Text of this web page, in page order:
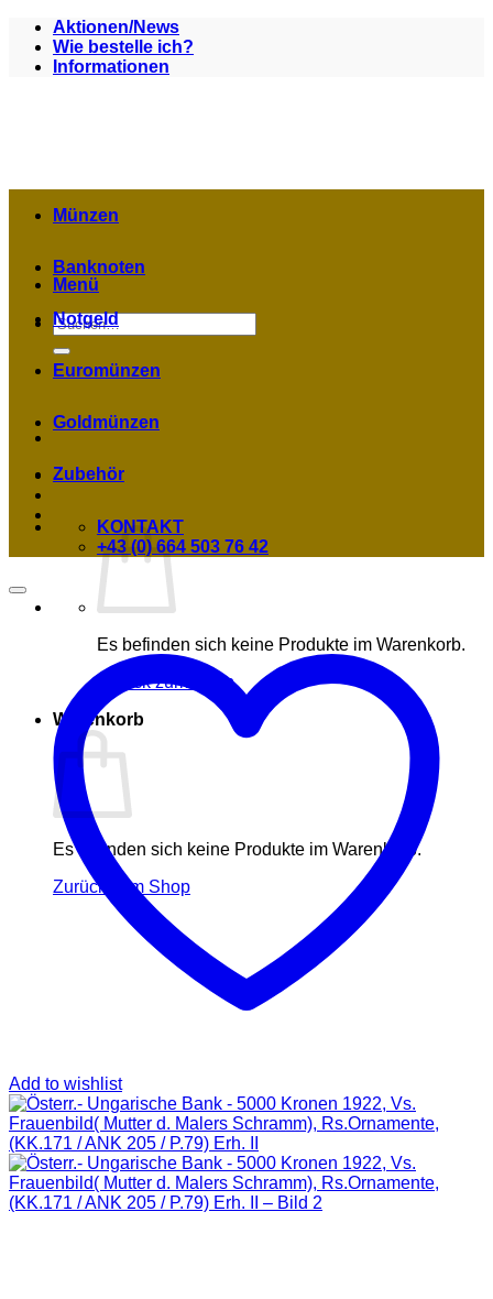
Zum
Inhalt
springen
Aktionen/News
Wie bestelle ich?
Informationen
Menü
Suchen
nach:
Es befinden sich keine Produkte im Warenkorb.
Zurück zum Shop
Warenkorb
Es befinden sich keine Produkte im Warenkorb.
Zurück zum Shop
Münzen
Banknoten
Notgeld
Euromünzen
Goldmünzen
Zubehör
KONTAKT
+43 (0) 664 503 76 42
Add to wishlist